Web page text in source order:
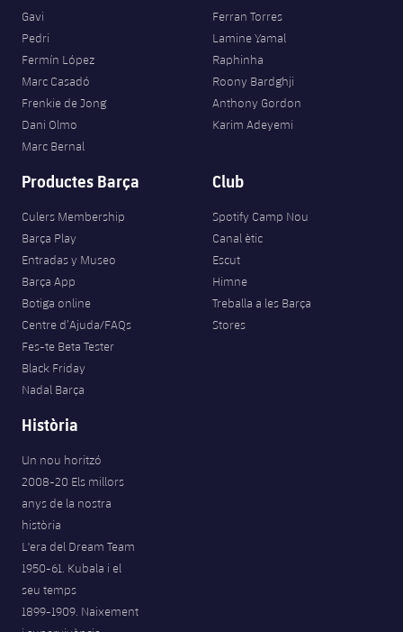
Gavi
Pedri
Fermín López
Marc Casadó
Frenkie de Jong
Dani Olmo
Marc Bernal
Ferran Torres
Lamine Yamal
Raphinha
Roony Bardghji
Anthony Gordon
Karim Adeyemi
Productes Barça
Culers Membership
Barça Play
Entradas y Museo
Barça App
Botiga online
Centre d’Ajuda/FAQs
Fes-te Beta Tester
Black Friday
Nadal Barça
Club
Spotify Camp Nou
Canal ètic
Escut
Himne
Treballa a les Barça
Stores
Història
Un nou horitzó
2008-20 Els millors
anys de la nostra
història
L'era del Dream Team
1950-61. Kubala i el
seu temps
1899-1909. Naixement